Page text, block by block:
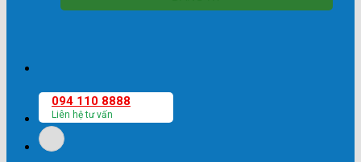
094 110 8888
Liên hệ tư vấn